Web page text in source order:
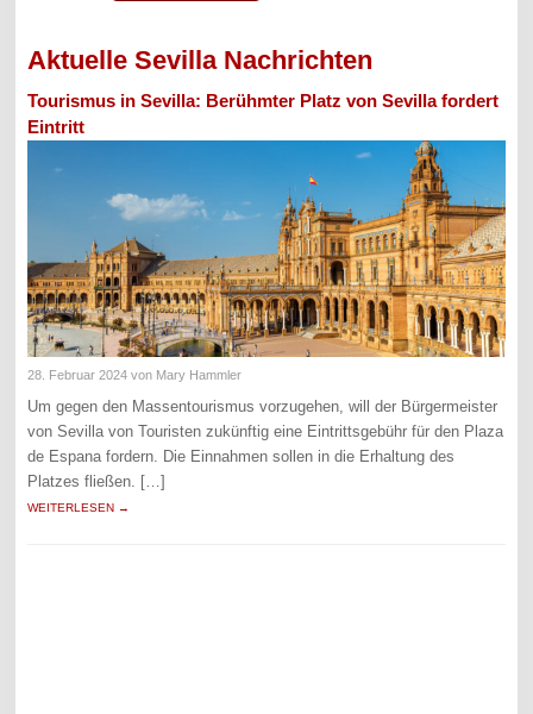
Aktuelle Sevilla Nachrichten
Tourismus in Sevilla: Berühmter Platz von Sevilla fordert
Eintritt
28. Februar 2024 von Mary Hammler
Um gegen den Massentourismus vorzugehen, will der Bürgermeister
von Sevilla von Touristen zukünftig eine Eintrittsgebühr für den Plaza
de Espana fordern. Die Einnahmen sollen in die Erhaltung des
Platzes fließen. […]
WEITERLESEN →